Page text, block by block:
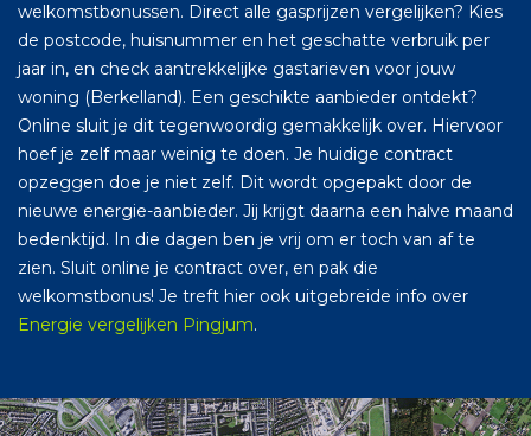
welkomstbonussen. Direct alle gasprijzen vergelijken? Kies
de postcode, huisnummer en het geschatte verbruik per
jaar in, en check aantrekkelijke gastarieven voor jouw
woning (Berkelland). Een geschikte aanbieder ontdekt?
Online sluit je dit tegenwoordig gemakkelijk over. Hiervoor
hoef je zelf maar weinig te doen. Je huidige contract
opzeggen doe je niet zelf. Dit wordt opgepakt door de
nieuwe energie-aanbieder. Jij krijgt daarna een halve maand
bedenktijd. In die dagen ben je vrij om er toch van af te
zien. Sluit online je contract over, en pak die
welkomstbonus! Je treft hier ook uitgebreide info over
Energie vergelijken Pingjum.